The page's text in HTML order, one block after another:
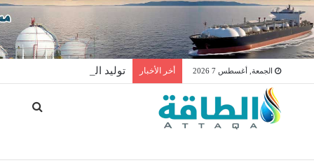
الجمعة, أغسطس 7 2026 أخر الأخبار توليد الكهرباء بالغاز في